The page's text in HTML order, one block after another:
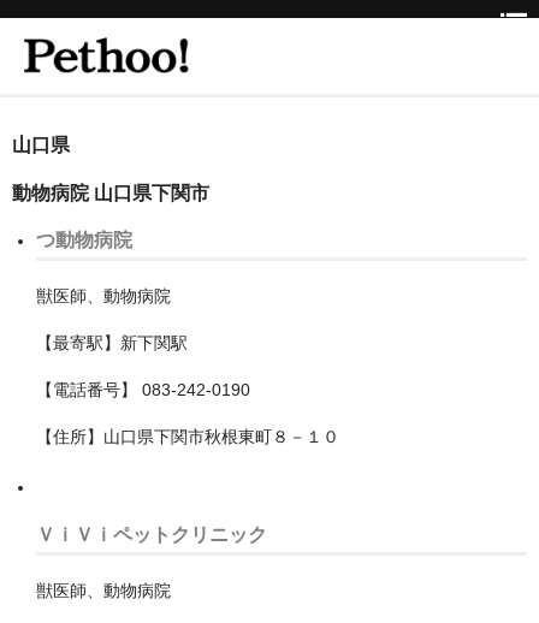
BEAUTY
CLINIC
京都府
京都市
京都市以外
神戸市
神戸市
山口県
動物病院 山口県下関市
つ動物病院
獣医師、動物病院
【最寄駅】新下関駅
【電話番号】 083-242-0190
【住所】山口県下関市秋根東町８－１０
ＶｉＶｉペットクリニック
獣医師、動物病院